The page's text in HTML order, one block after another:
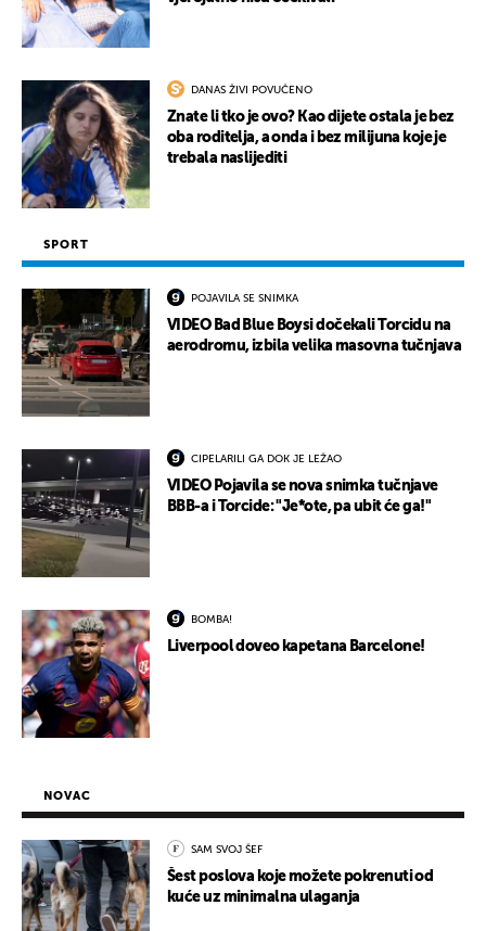
DANAS ŽIVI POVUČENO
Znate li tko je ovo? Kao dijete ostala je bez
oba roditelja, a onda i bez milijuna koje je
trebala naslijediti
SPORT
POJAVILA SE SNIMKA
VIDEO Bad Blue Boysi dočekali Torcidu na
aerodromu, izbila velika masovna tučnjava
CIPELARILI GA DOK JE LEŽAO
VIDEO Pojavila se nova snimka tučnjave
BBB-a i Torcide: "Je*ote, pa ubit će ga!"
BOMBA!
Liverpool doveo kapetana Barcelone!
NOVAC
SAM SVOJ ŠEF
Šest poslova koje možete pokrenuti od
kuće uz minimalna ulaganja